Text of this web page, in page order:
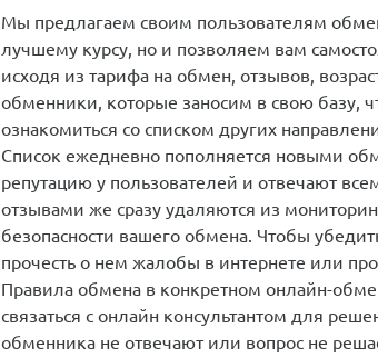
Мы предлагаем своим пользователям
лучшему курсу, но и позволяем вам
исходя из тарифа на обмен, отзывов,
обменники, которые заносим в свою базу,
ознакомиться со списком других
Список ежедневно пополняется новыми
репутацию у пользователей и отвечают
отзывами же сразу удаляются из
безопасности вашего обмена. Чтобы
прочесть о нем жалобы в интернете или
Правила обмена в конкретном онлайн-
связаться с онлайн консультантом для
обменника не отвечают или вопрос не